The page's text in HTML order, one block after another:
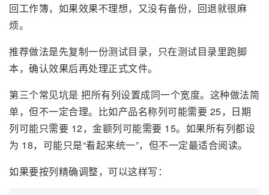
回工作簿，如果效果不理想，又没有备份，回退就很麻
烦。
推荐做法是先复制一份测试目录，只在测试目录里跑脚
本，确认效果后再处理正式文件。
第三个常见坑是 把所有列设置成同一个宽度。这种做法简
单，但不一定合理。比如产品名称列可能需要 25，日期
列可能只需要 12，金额列可能需要 15。如果所有列都设
为 18，可能只是“看起来统一”，但不一定最适合阅读。
如果要按列精确调整，可以这样写：